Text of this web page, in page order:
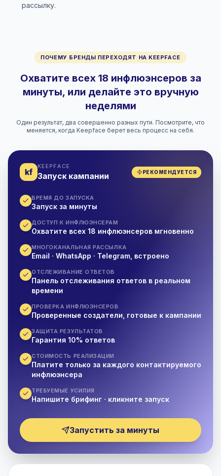
рассылку.
ПОЧЕМУ БРЕНДЫ ПЕРЕХОДЯТ НА KEEPFACE
Охватите всех 18 инфлюэнсеров за
минуты, или делайте это вручную
неделями
Один результат, два совершенно разных пути. Посмотрите, что
меняется, когда Keepface берет весь процесс на себя.
kf
KEEPFACE
Запуск кампании РЕКОМЕНДУЕТСЯ
ВРЕМЯ ДО ЗАПУСКА
Запуск за минуты
ДОСТУП К ИНФЛЮЭНСЕРАМ
Охватите всех 18 инфлюэнсеров мгновенно
МНОГОКАНАЛЬНАЯ РАССЫЛКА
Email · WhatsApp · Telegram, встроено
ОТСЛЕЖИВАНИЕ ОТВЕТОВ
Панель отслеживания ответов в реальном
времени
ПРОВЕРКА ИНФЛЮЭНСЕРОВ
Проверенные создатели, готовые к кампании
ЗАЩИТА РЕЗУЛЬТАТОВ
Гарантия 10% ответов
СТОИМОСТЬ РЕАЛИЗАЦИИ
Платите только за каждого контактируемого
инфлюэнсера
ТРЕБУЕМЫЕ УСИЛИЯ
Напишите брифинг · кликните запуск
Запустить за минуты